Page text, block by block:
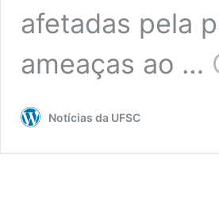
afetadas pela
ameaças ao …
Notícias da UFSC